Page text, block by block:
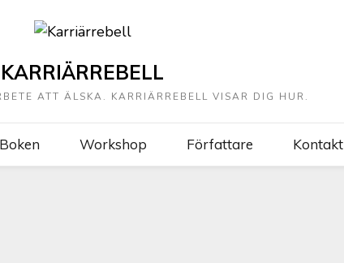
KARRIÄRREBELL
ATT ÄLSKA. KARRIÄRREBELL VISAR DIG HUR.
Workshop Författare Kontakt